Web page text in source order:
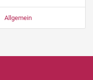
Allgemein